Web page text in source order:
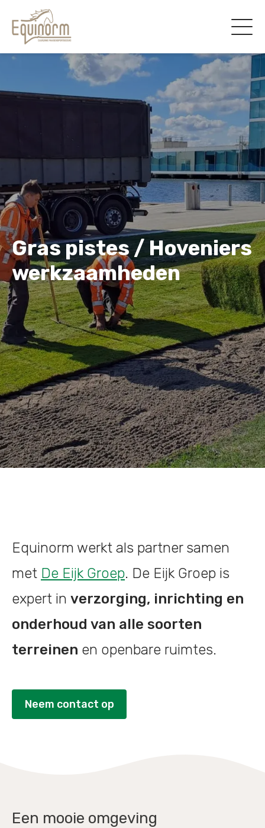
Gras pistes / Hoveniers
werkzaamheden
Equinorm werkt als partner samen
met De Eijk Groep. De Eijk Groep is
expert in verzorging, inrichting en
onderhoud van alle soorten
terreinen en openbare ruimtes.
Neem contact op
Een mooie omgeving